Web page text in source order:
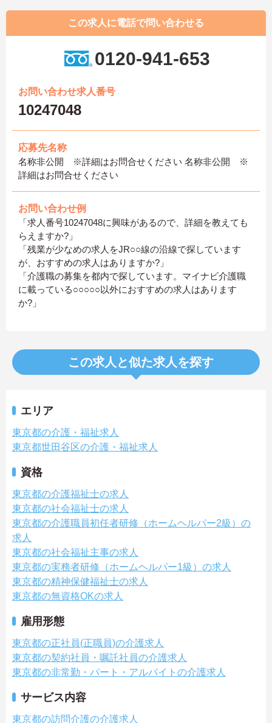
この求人に電話で問い合わせる
0120-941-653
お問い合わせ求人番号
10247048
応募先名称
名称非公開 ※詳細はお問合せください 名称非公開 ※
詳細はお問合せください
お問い合わせ例
「求人番号10247048に興味があるので、詳細を教えても
らえますか?」
「残業が少なめの求人をJR○○線の沿線で探しています
が、おすすめの求人はありますか?」
「介護職の募集を都内で探しています。マイナビ介護職
に載っている○○○○○以外におすすめの求人はあります
か?」
この求人と似た求人を探す
エリア
東京都の介護・福祉求人
東京都世田谷区の介護・福祉求人
資格
東京都の介護福祉士の求人
東京都の社会福祉士の求人
東京都の介護職員初任者研修（ホームヘルパー2級）の
求人
東京都の社会福祉主事の求人
東京都の実務者研修（ホームヘルパー1級）の求人
東京都の精神保健福祉士の求人
東京都の無資格OKの求人
雇用形態
東京都の正社員(正職員)の介護求人
東京都の契約社員・嘱託社員の介護求人
東京都の非常勤・パート・アルバイトの介護求人
サービス内容
東京都の訪問介護の介護求人